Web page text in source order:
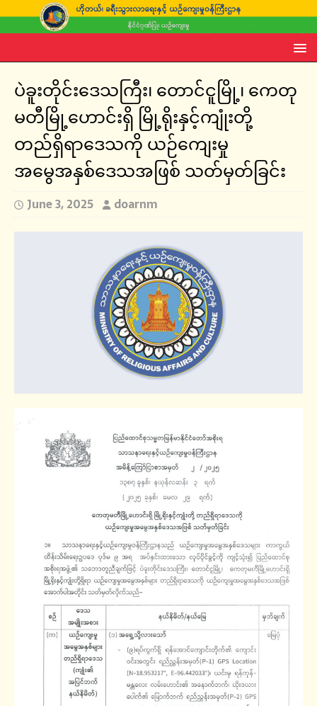
ပဲခူးတိုင်းဒေသကြီး၊ တောင်ငူမြို့၊ ကေတု
မတီမြို့ဟောင်းရှိ မြို့ရိုးနှင့်ကျုံးတို့
တည်ရှိရာဒေသကို ယဉ်ကျေးမှု
အမွေအနှစ်ဒေသအဖြစ် သတ်မှတ်ခြင်း
June 3, 2025 doarnm